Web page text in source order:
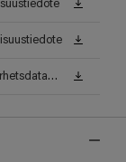
Sadolin Wall True Matt Base Clear -- Säkerhetsdatablad